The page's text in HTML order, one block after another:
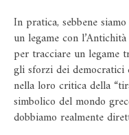
In pratica, sebbene
un legame con
per tracciare un legame
gli sforzi dei
nella loro critica della
simbolico del mondo
dobbiamo realmente